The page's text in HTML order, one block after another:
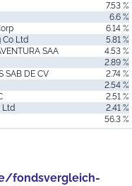
7.53 %
6.6 %
6.14 %
Co Ltd
5.81 %
SAA
4.53 %
2.89 %
SAB DE CV
2.74 %
2.54 %
2.51 %
Ltd
2.41 %
56.3 %
fondsvergleich-